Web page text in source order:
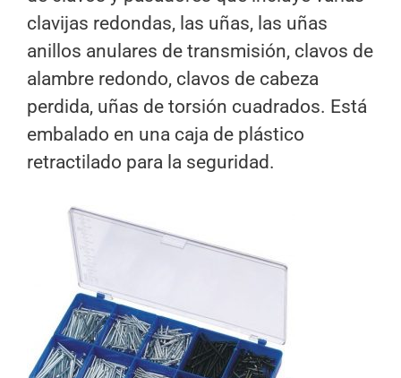
clavijas redondas, las uñas, las uñas
anillos anulares de transmisión, clavos de
alambre redondo, clavos de cabeza
perdida, uñas de torsión cuadrados. Está
embalado en una caja de plástico
retractilado para la seguridad.